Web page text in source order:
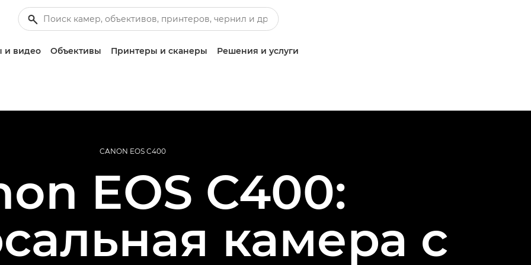
и видео Объективы Принтеры и сканеры Решения и услуги
CANON EOS C400
EOS C400:
камера с